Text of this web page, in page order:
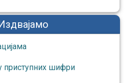
приступних шифри